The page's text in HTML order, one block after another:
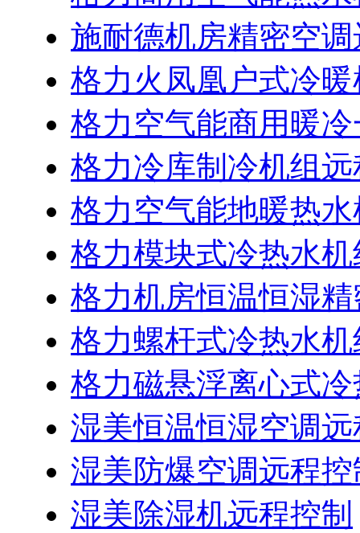
施耐德机房精密空
格力火凤凰户式冷
格力空气能商用暖
格力冷库制冷机组
格力空气能地暖热
格力模块式冷热水
格力机房恒温恒湿
格力螺杆式冷热水
格力磁悬浮离心式
湿美恒温恒湿空调
湿美防爆空调远程控
湿美除湿机远程控制